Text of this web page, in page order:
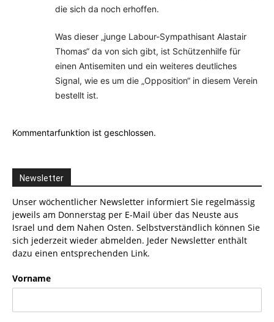
die sich da noch erhoffen.
Was dieser „junge Labour-Sympathisant Alastair
Thomas“ da von sich gibt, ist Schützenhilfe für
einen Antisemiten und ein weiteres deutliches
Signal, wie es um die „Opposition“ in diesem Verein
bestellt ist.
Kommentarfunktion ist geschlossen.
Newsletter
Unser wöchentlicher Newsletter informiert Sie regelmässig
jeweils am Donnerstag per E-Mail über das Neuste aus
Israel und dem Nahen Osten. Selbstverständlich können Sie
sich jederzeit wieder abmelden. Jeder Newsletter enthält
dazu einen entsprechenden Link.
Vorname